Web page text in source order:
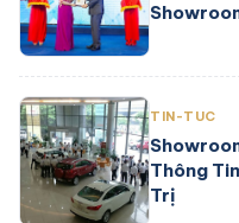
TIN-TUC
Thông
Trị